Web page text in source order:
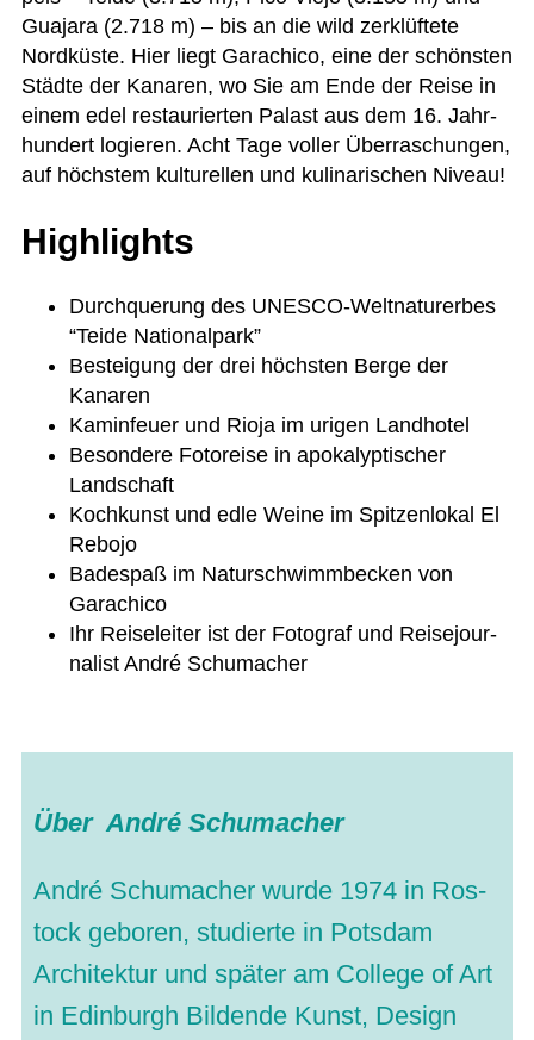
Gua­jara (2.718 m) – bis an die wild zer­klüf­tete
Nord­küste. Hier liegt Gara­chico, eine der schöns­ten
Städte der Kana­ren, wo Sie am Ende der Reise in
einem edel restau­rier­ten Palast aus dem 16. Jahr­
hun­dert logie­ren. Acht Tage vol­ler Über­ra­schun­gen,
auf höchs­tem kul­tu­rel­len und kuli­na­ri­schen Niveau!
Highlights
Durch­que­rung des UNESCO-Welt­na­tur­er­bes
“Teide Nationalpark”
Bestei­gung der drei höchs­ten Berge der
Kanaren
Kamin­feuer und Rioja im uri­gen Landhotel
Beson­dere Fotoreise in apo­ka­lyp­ti­scher
Landschaft
Koch­kunst und edle Weine im Spit­zen­lo­kal El
Rebojo
Bade­spaß im Natur­schwimm­be­cken von
Garachico
Ihr Rei­se­lei­ter ist der Foto­graf und Rei­se­jour­
na­list André Schumacher
Über André Schumacher
André Schu­ma­cher wurde 1974 in Ros­
tock gebo­ren, stu­dierte in Pots­dam
Archi­tek­tur und spä­ter am Col­lege of Art
in Edin­burgh Bil­dende Kunst, Design